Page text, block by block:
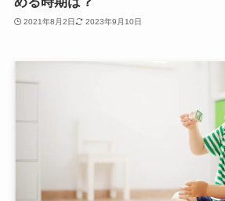
2021年8月2日 2023年9月10日